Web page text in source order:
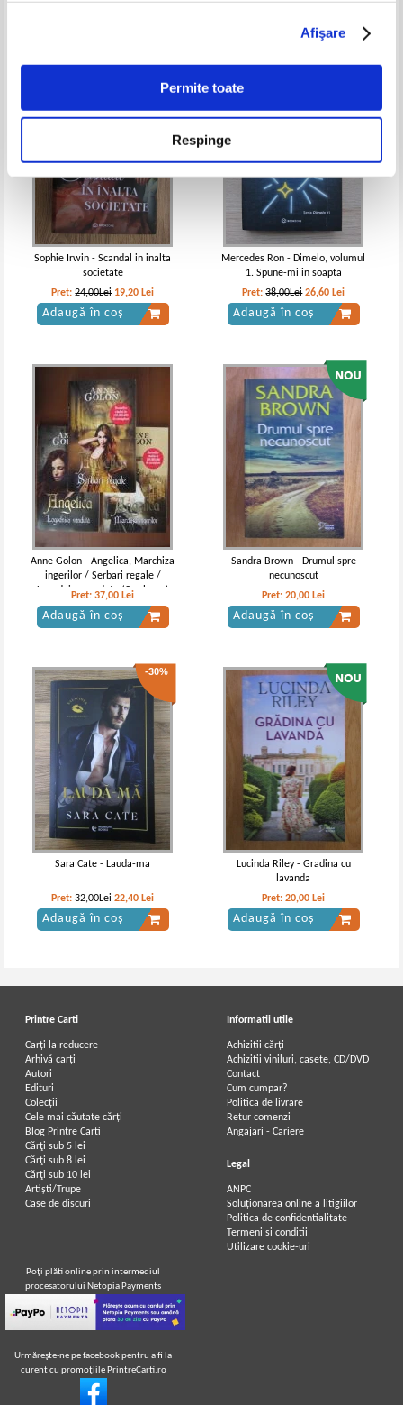
Afişare
Permite toate
Respinge
-20%
Sophie Irwin - Scandal in inalta
societate
Pret:24,00Lei 19,20 Lei
Adaugă în coș
-30%
Mercedes Ron - Dimelo, volumul
1. Spune-mi in soapta
Pret:38,00Lei 26,60 Lei
Adaugă în coș
Anne Golon - Angelica, Marchiza
ingerilor / Serbari regale /
Logodnica vanduta (3 volume)
Pret:37,00 Lei
Adaugă în coș
Sandra Brown - Drumul spre
necunoscut
Pret:20,00 Lei
Adaugă în coș
-30%
Sara Cate - Lauda-ma
Pret:32,00Lei 22,40 Lei
Adaugă în coș
Lucinda Riley - Gradina cu
lavanda
Pret:20,00 Lei
Adaugă în coș
Printre Carti
Carți la reducere
Arhivă carți
Autori
Edituri
Colecții
Cele mai căutate cărți
Blog Printre Carti
Cărţi sub 5 lei
Cărţi sub 8 lei
Cărţi sub 10 lei
Artiști/Trupe
Case de discuri
Informatii utile
Achizitii cărți
Achizitii viniluri, casete, CD/DVD
Contact
Cum cumpar?
Politica de livrare
Retur comenzi
Angajari - Cariere
Legal
ANPC
Soluționarea online a litigiilor
Politica de confidentialitate
Termeni si conditii
Utilizare cookie-uri
Poţi plăti online prin intermediul
procesatorului Netopia Payments
Urmăreşte-ne pe facebook pentru a fi la
curent cu promoţiile PrintreCarti.ro